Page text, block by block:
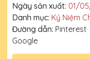
Ngày sản xuất: 01/
Danh mục: Kỷ Niệm
Đường dẫn: Pinterest
Google